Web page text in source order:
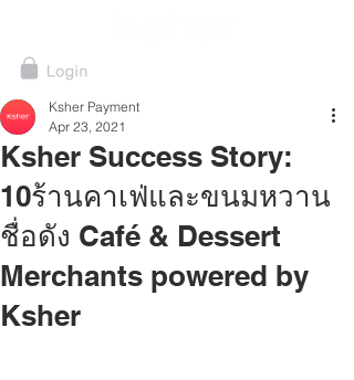
Ksher Success Story:
10ร้านคาเฟ่และขนมหวาน
ชื่อดัง Café & Dessert
Merchants powered by
Ksher
Ksher Payment
Apr 23, 2021